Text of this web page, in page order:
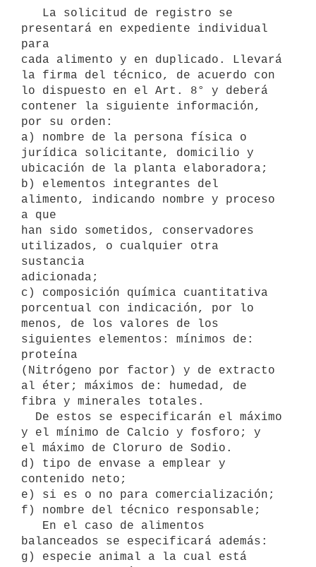
presentará en expediente individual
para
cada alimento y en duplicado. Llevará
la firma del técnico, de acuerdo con
lo dispuesto en el Art. 8° y deberá
contener la siguiente información,
por su orden:
a) nombre de la persona física o
jurídica solicitante, domicilio y
ubicación de la planta elaboradora;
b) elementos integrantes del
alimento, indicando nombre y proceso
a que
han sido sometidos, conservadores
utilizados, o cualquier otra
sustancia
adicionada;
c) composición química cuantitativa
porcentual con indicación, por lo
menos, de los valores de los
siguientes elementos: mínimos de:
proteína
(Nitrógeno por factor) y de extracto
al éter; máximos de: humedad, de
fibra y minerales totales.
y el mínimo de Calcio y fosforo; y
el máximo de Cloruro de Sodio.
d) tipo de envase a emplear y
contenido neto;
e) si es o no para comercialización;
f) nombre del técnico responsable;
balanceados se especificará además:
g) especie animal a la cual está